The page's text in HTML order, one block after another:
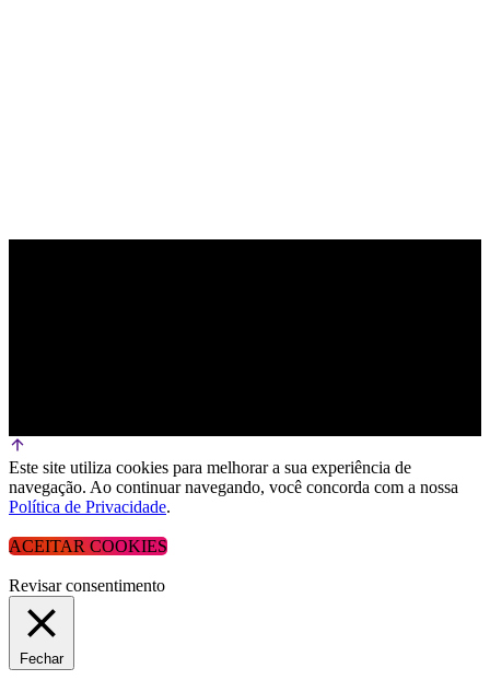
Este site utiliza cookies para melhorar a sua experiência de
navegação. Ao continuar navegando, você concorda com a nossa
Política de Privacidade.
ACEITAR COOKIES
Revisar consentimento
Fechar